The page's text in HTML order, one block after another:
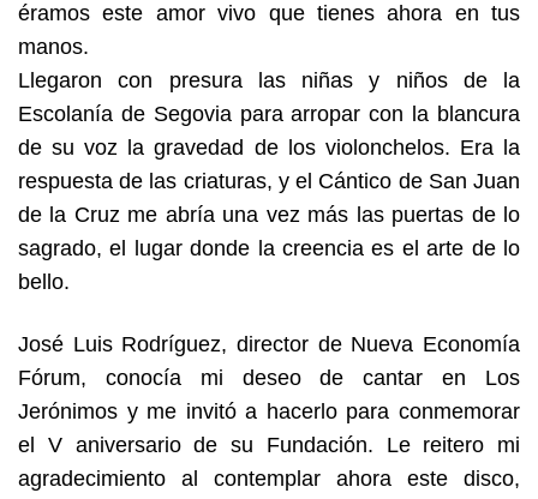
éramos este amor vivo que tienes ahora en tus
manos.
Llegaron con presura las niñas y niños de la
Escolanía de Segovia para arropar con la blancura
de su voz la gravedad de los violonchelos. Era la
respuesta de las criaturas, y el Cántico de San Juan
de la Cruz me abría una vez más las puertas de lo
sagrado, el lugar donde la creencia es el arte de lo
bello.
José Luis Rodríguez, director de Nueva Economía
Fórum, conocía mi deseo de cantar en Los
Jerónimos y me invitó a hacerlo para conmemorar
el V aniversario de su Fundación. Le reitero mi
agradecimiento al contemplar ahora este disco,